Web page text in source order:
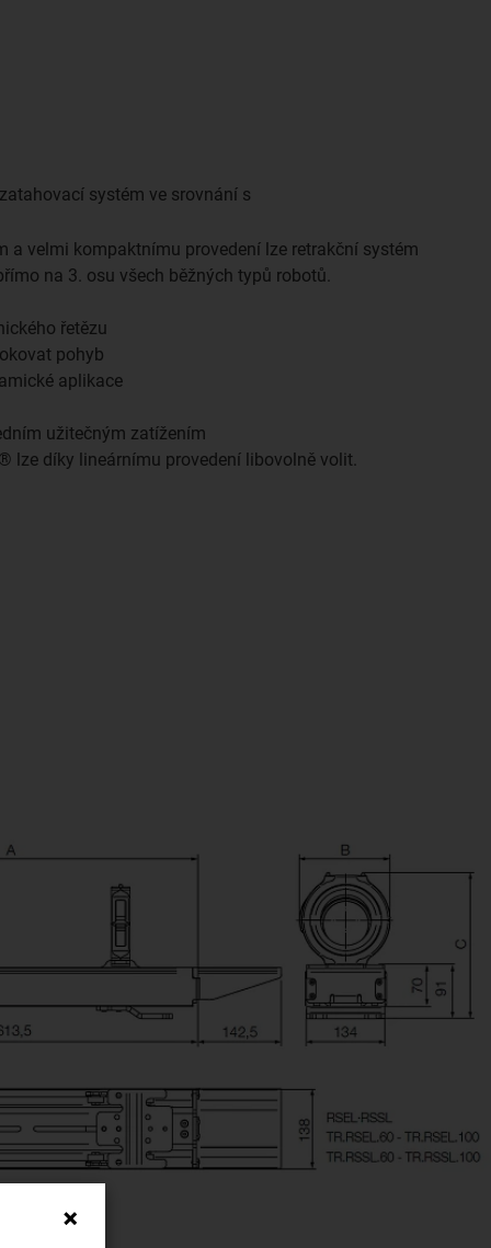
systém ve srovnání s
a velmi kompaktnímu provedení lze retrakční systém
na 3. osu všech běžných typů robotů.
řetězu
pohyb
aplikace
užitečným zatížením
lze díky lineárnímu provedení libovolně volit.